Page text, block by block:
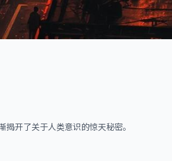
开了关于人类意识的惊天秘密。